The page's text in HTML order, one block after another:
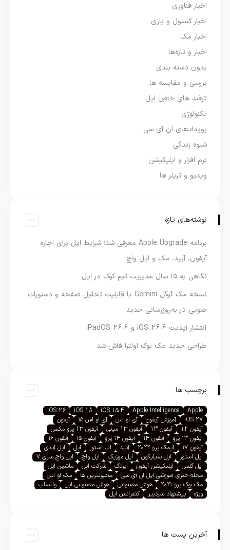
اخبار فناوری
اخبار کنسول و بازی
اخبار مک
اخبار و تازه‌ها
بدون دسته بندی
بررسی و مقایسه ها
ترفند های خاص اپل
تکنولوژی
رویدادهای ان آی سی
شیوه زندگی
نرم افزار و اپلیکیشن
ویدیو و تریلر ها
نوشته‌های تازه
برنامه Apple Upgrade معرفی شد؛ شرایط اپل برای اجاره
آیفون، آیپد، مک و اپل واچ
نگاهی به ۱۵ سال مدیریت تیم کوک در اپل
نسخه مک گوگل Gemini با قابلیت تحلیل صفحه و دستورات
صوتی در به‌روزرسانی جدید
انتشار آپدیت iOS 26.6 و iPadOS 26.6
طراحی جدید مک بوک اولترا فاش شد
برچسب ها
Apple
Apple Intelligence
iOS 15.4
iOS 18
iOS 26
iOS 27
آموزش آیفون آی او اس آی او اس ۱۵
آیفون
آیفون 12
آیفون 13 آیفون 13 مینی
آیفون 13 پرو مکس
آیفون ۱۳ پرو
آیفون ۱۴ آیفون ۱۴ پرو آیفون ۱۵
آیفون ۱۶
آیفون ۱۷
آیمک پرو ۲۰۲۲ آیپد اپ استور اپل
اپل آیدی
اپل استور
اپل سیلیکون اپل موزیک اپل واچ
اپل واچ سری ۷
اپل گلس
اپلیکیشن آیفون ایرتگ شرکت اپل
ماشین اپل
مجله خبری آموزشی اپل ان آی سی
محبوبترین ها
مک او اس
مک بوک پرو ۲۰۲۱
هوش مصنوعی هوش مصنوعی اپل
واتساپ
ویژه
پیشنهاد سردبیر کنفرانس اپل
آخرین پست ها